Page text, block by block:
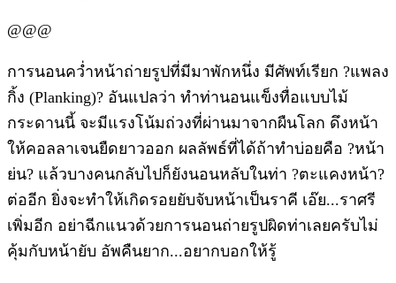
@@@
การนอนคว่ำหน้าถ่ายรูปที่มีมาพักหนึ่ง มีศัพท์เรียก ?แพลง
กิ้ง (Planking)? อันแปลว่า ทำท่านอนแข็งทื่อแบบไม้
กระดานนี้ จะมีแรงโน้มถ่วงที่ผ่านมาจากผืนโลก ดึงหน้า
ให้คอลลาเจนยืดยาวออก ผลลัพธ์ที่ได้ถ้าทำบ่อยคือ ?หน้า
ย่น? แล้วบางคนกลับไปก็ยังนอนหลับในท่า ?ตะแคงหน้า?
ต่ออีก ยิ่งจะทำให้เกิดรอยยับจับหน้าเป็นราคี เอ๊ย...ราศรี
เพิ่มอีก อย่าฉีกแนวด้วยการนอนถ่ายรูปผิดท่าเลยครับไม่
คุ้มกับหน้ายับ อัพคืนยาก...อยากบอกให้รู้